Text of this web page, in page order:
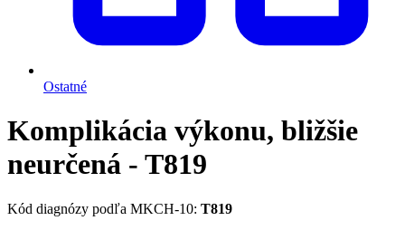
Ostatné
Komplikácia výkonu, bližšie
neurčená - T819
Kód diagnózy podľa MKCH-10: T819